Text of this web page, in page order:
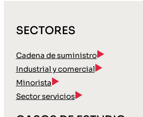
SECTORES
Cadena de suministro
Industrial y comercial
Minorista
Sector servicios